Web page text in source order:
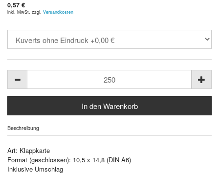
0,57 €
inkl. MwSt. zzgl. Versandkosten
Beschreibung
Art: Klappkarte
Format (geschlossen): 10,5 x 14,8 (DIN A6)
Inklusive Umschlag